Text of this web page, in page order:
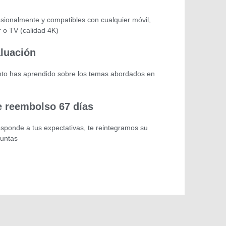
y compatibles con cualquier móvil,
TV (calidad 4K)
has aprendido sobre los temas abordados en
reembolso 67 días
a tus expectativas, te reintegramos su